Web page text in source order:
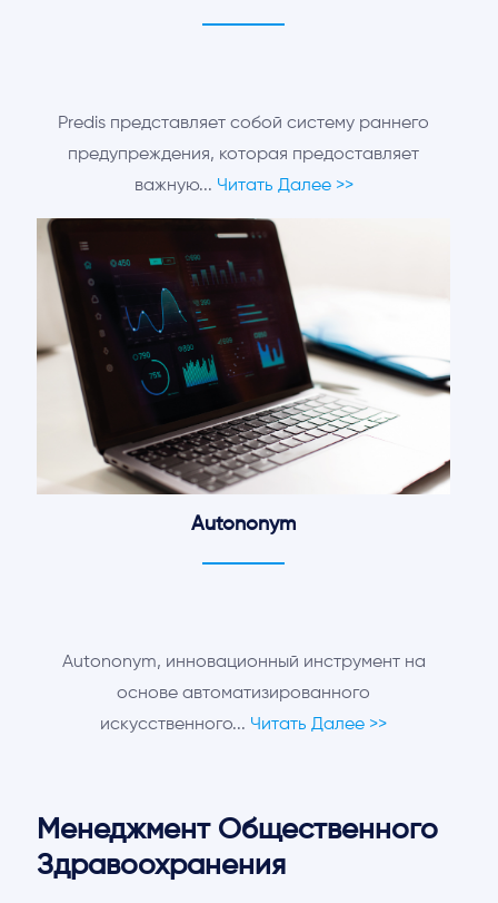
Predis представляет собой систему раннего
предупреждения, которая предоставляет
важную... Читать Далее >>
Autononym
Autononym, инновационный инструмент на
основе автоматизированного
искусственного... Читать Далее >>
Менеджмент Общественного
Здравоохранения